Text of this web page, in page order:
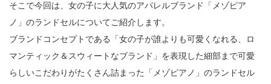
そこで今回は、女の子に大人気のアパレルブランド「メゾピア
ノ」のランドセルについてご紹介します。
ブランドコンセプトである「女の子が誰よりも可愛くなれる、ロ
マンティック＆スウィートなブランド」を表現した細部まで可愛
らしいこだわりがたくさん詰まった「メゾピアノ」のランドセル